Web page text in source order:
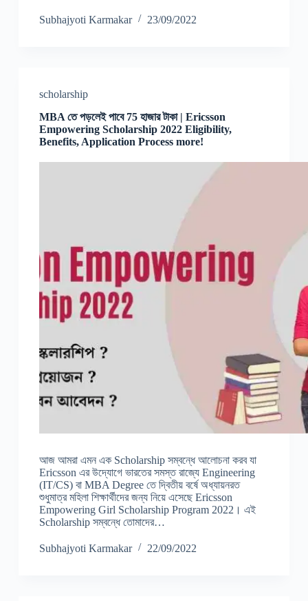
Subhajyoti Karmakar 23/09/2022
scholarship
MBA তে পড়লেই পাবে 75 হাজার টাকা | Ericsson
Empowering Scholarship 2022 Eligibility,
Benefits, Application Process more!
আজ আমরা এমন এক Scholarship সম্বন্ধে আলোচনা করব যা
Ericsson এর উদ্যোগে ভারতের সমস্ত রাজ্যে Engineering
(IT/CS) বা MBA Degree তে দ্বিতীয় বর্ষে অধ্যায়নরত
শুধুমাত্র মহিলা শিক্ষার্থীদের জন্য নিয়ে এসেছে Ericsson
Empowering Girl Scholarship Program 2022। এই
Scholarship সম্বন্ধে তোমাদের…
Subhajyoti Karmakar 22/09/2022